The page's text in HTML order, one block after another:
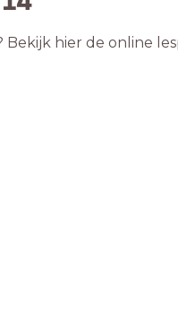
Bekijk hier de online